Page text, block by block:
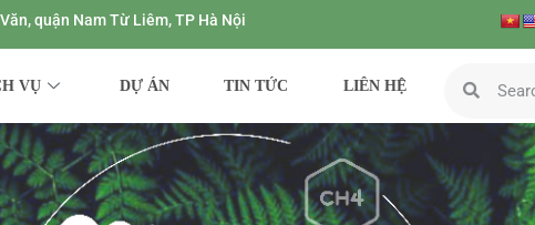
quận Nam Từ Liêm, TP Hà Nội
VỤ DỰ ÁN TIN TỨC LIÊN HỆ